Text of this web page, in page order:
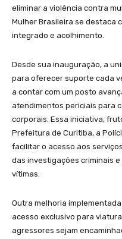
eliminar a violência contra
Mulher Brasileira se destaca
integrado e acolhimento.
Desde sua inauguração, a
para oferecer suporte cada
a contar com um posto
atendimentos periciais para
corporais. Essa iniciativa,
Prefeitura de Curitiba, a
facilitar o acesso aos
das investigações criminais
vítimas.
Outra melhoria
acesso exclusivo para
agressores sejam